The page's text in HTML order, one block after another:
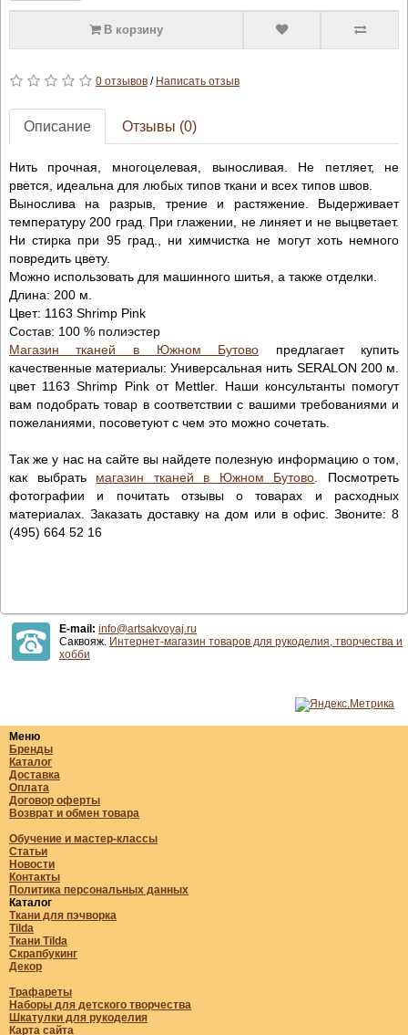
В корзину
0 отзывов/ Написать отзыв
Описание Отзывы (0)
Нить прочная, многоцелевая, выносливая. Не петляет, не
рвется, идеальна для любых типов ткани и всех типов швов.
Вынослива на разрыв, трение и растяжение. Выдерживает
температуру 200 град. При глажении, не линяет и не выцветает.
Ни стирка при 95 град., ни химчистка не могут хоть немного
повредить цвету.
Можно использовать для машинного шитья, а также отделки.
Длина: 200 м.
Цвет: 1163 Shrimp Pink
Состав: 100 % полиэстер
Магазин тканей в Южном Бутово предлагает купить
качественные материалы: Универсальная нить SERALON 200 м.
цвет 1163 Shrimp Pink от Mettler. Наши консультанты помогут
вам подобрать товар в соответствии с вашими требованиями и
пожеланиями, посоветуют с чем это можно сочетать.
Так же у нас на сайте вы найдете полезную информацию о том,
как выбрать магазин тканей в Южном Бутово . Посмотреть
фотографии и почитать отзывы о товарах и расходных
материалах. Заказать доставку на дом или в офис. Звоните: 8
(495) 664 52 16
E-mail: info@artsakvoyaj.ru
Саквояж. Интернет-магазин товаров для рукоделия, творчества и
хобби
Меню
Бренды
Каталог
Доставка
Оплата
Договор оферты
Возврат и обмен товара
Обучение и мастер-классы
Статьи
Новости
Контакты
Политика персональных данных
Каталог
Ткани для пэчворка
Tilda
Ткани Tilda
Скрапбукинг
Декор
Трафареты
Наборы для детского творчества
Шкатулки для рукоделия
Карта сайта